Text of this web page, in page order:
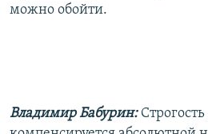
можно обойти.
Владимир Бабурин: